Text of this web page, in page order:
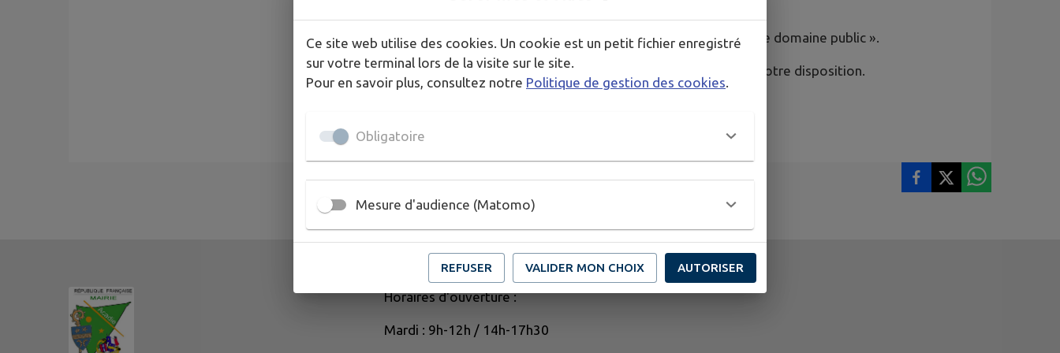
https://www.lavienne86.fr
Rubrique « Routes et déplacements » puis « Intervention sur le domaine public ».
Pour toute question, les services du Département restent à votre disposition.
Horaires d'ouverture :
Mardi : 9h-12h / 14h-17h30
Ce site web utilise des cookies. Un cookie est un petit fichier enregistré
sur votre terminal lors de la visite sur le site.
Pour en savoir plus, consultez notre Politique de gestion des cookies
Obligatoire
Mesure d'audience (Matomo)
REFUSER VALIDER MON CHOIX AUTORISER